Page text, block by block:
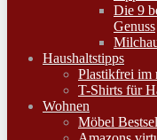
Die 9
Genuss
Haushaltstipps
Plastikfrei im
T-Shirts für
Wohnen
Möbel